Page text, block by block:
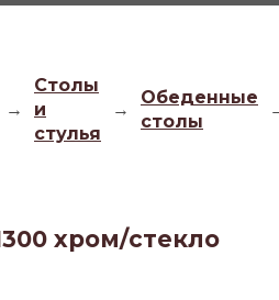
→
Столы
и
стулья
→
Обеденные
столы
хром/стекло